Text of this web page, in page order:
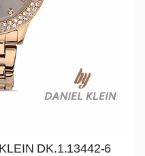
DK.1.13442-6